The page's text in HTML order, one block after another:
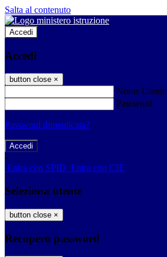
Salta al contenuto
Accedi
Accedi
button close ×
Nome Utente
Password
Password dimenticata?
-
Entra con SPID Entra con CIE
Seleziona utente
button close ×
Recupero password